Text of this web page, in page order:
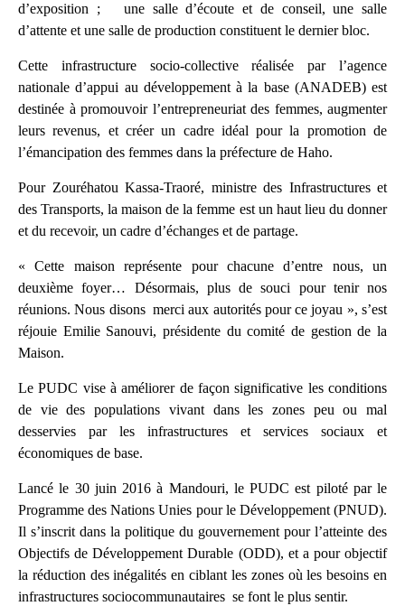
d’exposition ; une salle d’écoute et de conseil, une salle
d’attente et une salle de production constituent le dernier bloc.
Cette infrastructure socio-collective réalisée par l’agence
nationale d’appui au développement à la base (ANADEB) est
destinée à promouvoir l’entrepreneuriat des femmes, augmenter
leurs revenus, et créer un cadre idéal pour la promotion de
l’émancipation des femmes dans la préfecture de Haho.
Pour Zouréhatou Kassa-Traoré, ministre des Infrastructures et
des Transports, la maison de la femme est un haut lieu du donner
et du recevoir, un cadre d’échanges et de partage.
« Cette maison représente pour chacune d’entre nous, un
deuxième foyer… Désormais, plus de souci pour tenir nos
réunions. Nous disons merci aux autorités pour ce joyau », s’est
réjouie Emilie Sanouvi, présidente du comité de gestion de la
Maison.
Le PUDC vise à améliorer de façon significative les conditions
de vie des populations vivant dans les zones peu ou mal
desservies par les infrastructures et services sociaux et
économiques de base.
Lancé le 30 juin 2016 à Mandouri, le PUDC est piloté par le
Programme des Nations Unies pour le Développement (PNUD).
Il s’inscrit dans la politique du gouvernement pour l’atteinte des
Objectifs de Développement Durable (ODD), et a pour objectif
la réduction des inégalités en ciblant les zones où les besoins en
infrastructures sociocommunautaires se font le plus sentir.